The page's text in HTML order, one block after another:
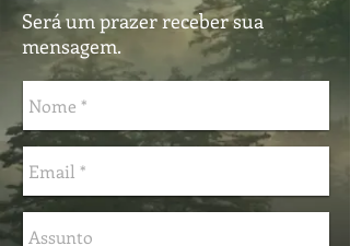
Será um prazer receber sua
mensagem.